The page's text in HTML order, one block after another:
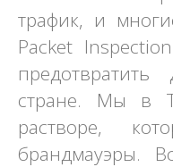
трафик, и
Packet
стране. Мы в
растворе,
брандмауэры.